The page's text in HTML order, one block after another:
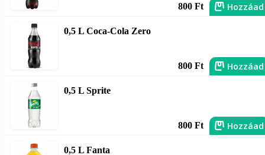
800 Ft Hozzáad
0,5 L Coca-Cola Zero
800 Ft Hozzáad
0,5 L Sprite
800 Ft Hozzáad
0,5 L Fanta